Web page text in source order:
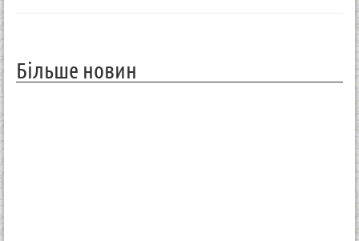
Більше новин